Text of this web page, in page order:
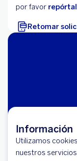
Información
Utilizamos
nuestros
por favor
Retomar